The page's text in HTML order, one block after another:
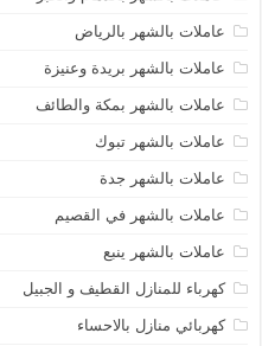
عاملات بالشهر بالرياض
عاملات بالشهر بريدة وعنيزة
عاملات بالشهر بمكة والطائف
عاملات بالشهر تبوك
عاملات بالشهر جدة
عاملات بالشهر في القصيم
عاملات بالشهر ينبع
كهرباء للمنازل القطيف و الجبيل
كهربائي منازل بالاحساء